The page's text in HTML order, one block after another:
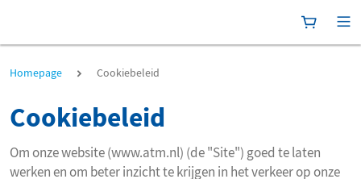
Homepage Cookiebeleid
Cookiebeleid
Cookiebeleid
Om onze website (www.atm.nl) (de "Site") goed te laten
werken en om beter inzicht te krijgen in het verkeer op onze